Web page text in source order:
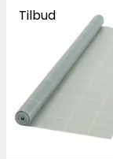
Tilbud